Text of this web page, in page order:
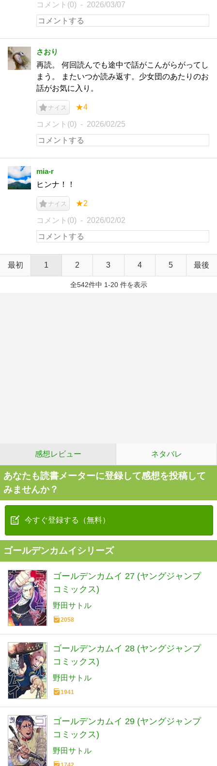
コメント(0) 2026/03/07
さおり
再読。 何回読んでも途中で話がこんがらがってし
まう。 またいつか読み返す。少女団のあたりのお
話がお気に入り。
ナイス ★4
コメント(0) 2026/02/25
mia-r
ヒンナ！！
ナイス ★2
コメント(0) 2026/02/02
最初 1 2 3 4 5 最後
全542件中 1-20 件を表示
感想レビュー ネタバレ
あなたも読書メーターに登録して感想を投稿して
みませんか？
今すぐ登録する（無料）
ゴールデンカムイシリーズ
ゴールデンカムイ 27 (ヤングジャンプ
コミックス)
野田サトル
2058
ゴールデンカムイ 28 (ヤングジャンプ
コミックス)
野田サトル
1941
ゴールデンカムイ 29 (ヤングジャンプ
コミックス)
野田サトル